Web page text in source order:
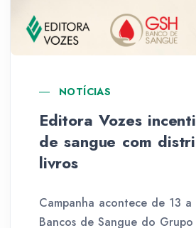
NOTÍCIAS
Editora Vozes
de sangue com
livros
Campanha acontece de 13
Bancos de Sangue do Grupo